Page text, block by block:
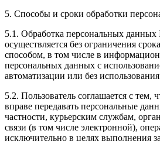
5. Способы и сроки обработки
5.1. Обработка персональных данных
осуществляется без ограничения
способом, в том числе в
персональных данных с
автоматизации или без
5.2. Пользователь соглашается с тем,
вправе передавать персональные
частности, курьерским службам,
связи (в том числе электронной),
исключительно в целях выполнения